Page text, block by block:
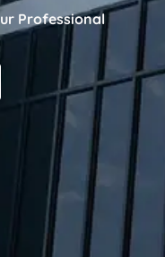
Professional